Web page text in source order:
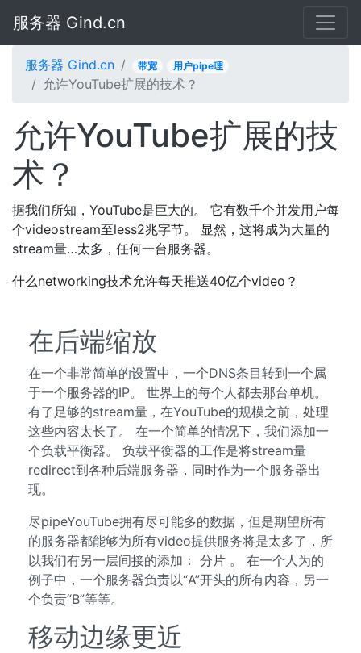
服务器 Gind.cn
服务器 Gind.cn 带宽 用户pipe理
允许YouTube扩展的技术？
允许YouTube扩展的技
术？
据我们所知，YouTube是巨大的。 它有数千个并发用户每
个videostream至less2兆字节。 显然，这将成为大量的
stream量…太多，任何一台服务器。
什么networking技术允许每天推送40亿个video？
在后端缩放
在一个非常简单的设置中，一个DNS条目转到一个属
于一个服务器的IP。 世界上的每个人都去那台单机。
有了足够的stream量，在YouTube的规模之前，处理
这些内容太长了。 在一个简单的情况下，我们添加一
个负载平衡器。 负载平衡器的工作是将stream量
redirect到各种后端服务器，同时作为一个服务器出
现。
尽pipeYouTube拥有尽可能多的数据，但是期望所有
的服务器都能够为所有video提供服务将是太多了，所
以我们有另一层间接的添加： 分片 。 在一个人为的
例子中，一个服务器负责以“A”开头的所有内容，另一
个负责“B”等等。
移动边缘更近